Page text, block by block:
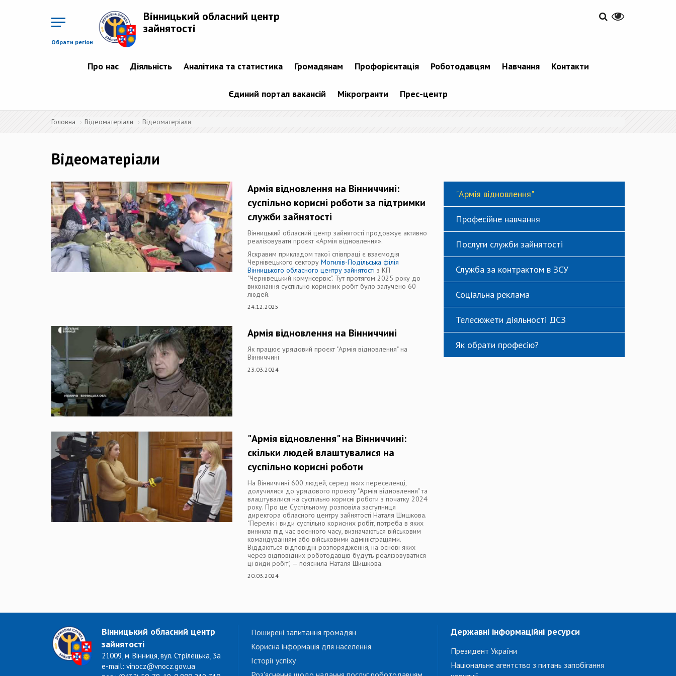
Обрати регіон
Вінницький обласний центр
зайнятості
Про нас Діяльність Аналітика та статистика Громадянам Профорієнтація Роботодавцям Навчання Контакти
Єдиний портал вакансій Мікрогранти Прес-центр
Головна Відеоматеріали Відеоматеріали
Відеоматеріали
Армія відновлення на Вінниччині:
суспільно корисні роботи за підтримки
служби зайнятості
Вінницький обласний центр зайнятості продовжує активно
реалізовувати проєкт «Армія відновлення».
Яскравим прикладом такої співпраці є взаємодія
Чернівецького сектору Могилів-Подільська філія
Вінницького обласного центру зайнятості з КП
"Чернівецький комунсервіс". Тут протягом 2025 року до
виконання суспільно корисних робіт було залучено 60
людей.
24.12.2025
Армія відновлення на Вінниччині
Як працює урядовий проєкт "Армія відновлення" на
Вінниччині
23.03.2024
"Армія відновлення" на Вінниччині:
скільки людей влаштувалися на
суспільно корисні роботи
На Вінниччині 600 людей, серед яких переселенці,
долучилися до урядового проєкту "Армія відновлення" та
влаштувалися на суспільно корисні роботи з початку 2024
року. Про це Суспільному розповіла заступниця
директора обласного центру зайнятості Наталя Шишкова.
"Перелік і види суспільно корисних робіт, потреба в яких
виникла під час воєнного часу, визначаються військовим
командуванням або військовими адміністраціями.
Віддаються відповідні розпорядження, на основі яких
через відповідних роботодавців будуть реалізовуватися
ці види робіт", — пояснила Наталя Шишкова.
20.03.2024
"Армія відновлення"
Професійне навчання
Послуги служби зайнятості
Служба за контрактом в ЗСУ
Соціальна реклама
Телесюжети діяльності ДСЗ
Як обрати професію?
Вінницький обласний центр
зайнятості
21009, м. Вінниця, вул. Стрілецька, 3а
e-mail: vinocz@vnocz.gov.ua
Поширені запитання громадян
Корисна інформація для населення
Історії успіху
Державні інформаційні ресурси
Президент України
Національне агентство з питань запобігання